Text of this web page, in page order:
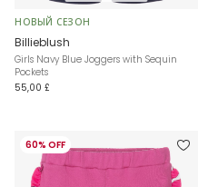
НОВЫЙ СЕЗОН
Billieblush
Girls Navy Blue Joggers with Sequin
Pockets
55,00 £
60% OFF